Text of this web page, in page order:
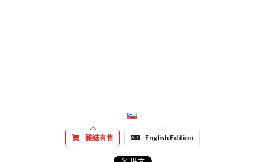
雜誌有售 English Edition